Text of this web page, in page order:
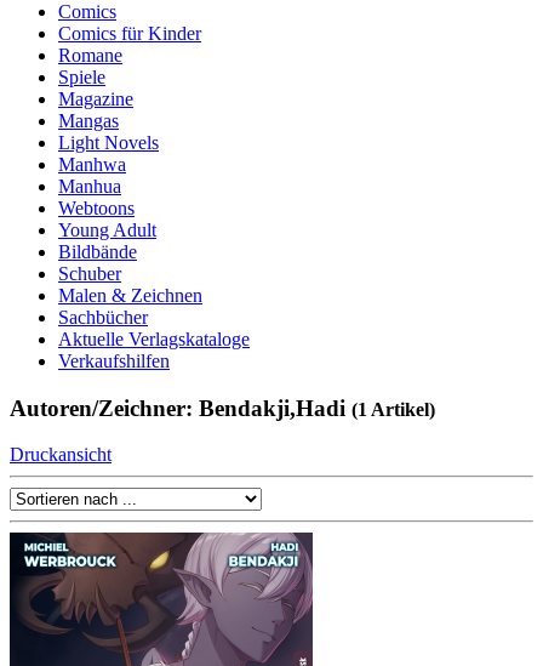
Comics
Comics für Kinder
Romane
Spiele
Magazine
Mangas
Light Novels
Manhwa
Manhua
Webtoons
Young Adult
Bildbände
Schuber
Malen & Zeichnen
Sachbücher
Aktuelle Verlagskataloge
Verkaufshilfen
Autoren/Zeichner: Bendakji,Hadi (1 Artikel)
Druckansicht